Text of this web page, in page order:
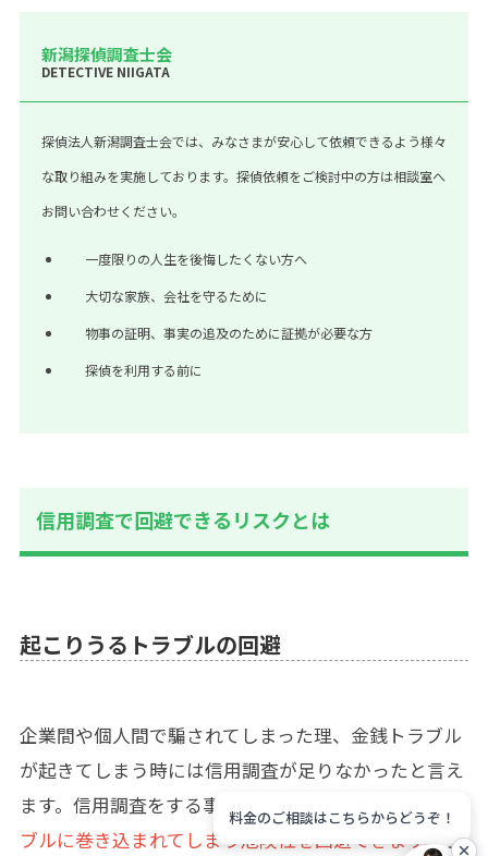
新潟探偵調査士会
DETECTIVE NIIGATA
探偵法人新潟調査士会では、みなさまが安心して依頼できるよう様々
な取り組みを実施しております。探偵依頼をご検討中の方は相談室へ
お問い合わせください。
一度限りの人生を後悔したくない方へ
大切な家族、会社を守るために
物事の証明、事実の追及のために証拠が必要な方
探偵を利用する前に
信用調査で回避できるリスクとは
起こりうるトラブルの回避
企業間や個人間で騙されてしまった理、金銭トラブル
が起きてしまう時には信用調査が足りなかったと言え
ます。信用調査をする事で相手を信用してしまいトラ
ブルに巻き込まれてしまう危険性を回避できます。
し
料金のご相談はこちらからどうぞ！